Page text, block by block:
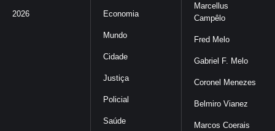
Marcellus
Campêlo
Fred Melo
Gabriel F. Melo
Coronel Menezes
Belmiro Vianez
Marcos Coerais
Economia
Mundo
Cidade
Justiça
Policial
Saúde
2026